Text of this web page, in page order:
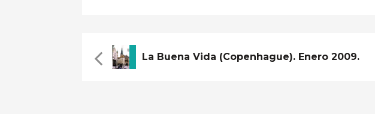
La Buena Vida (Copenhague). Enero 2009.